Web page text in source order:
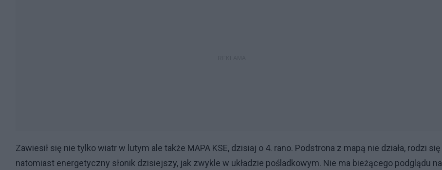
Zawiesił się nie tylko wiatr w lutym ale także MAPA KSE, dzisiaj o 4. rano. Podstrona z mapą nie działa, rodzi się
natomiast energetyczny słonik dzisiejszy, jak zwykle w układzie pośladkowym. Nie ma bieżącego podglądu na